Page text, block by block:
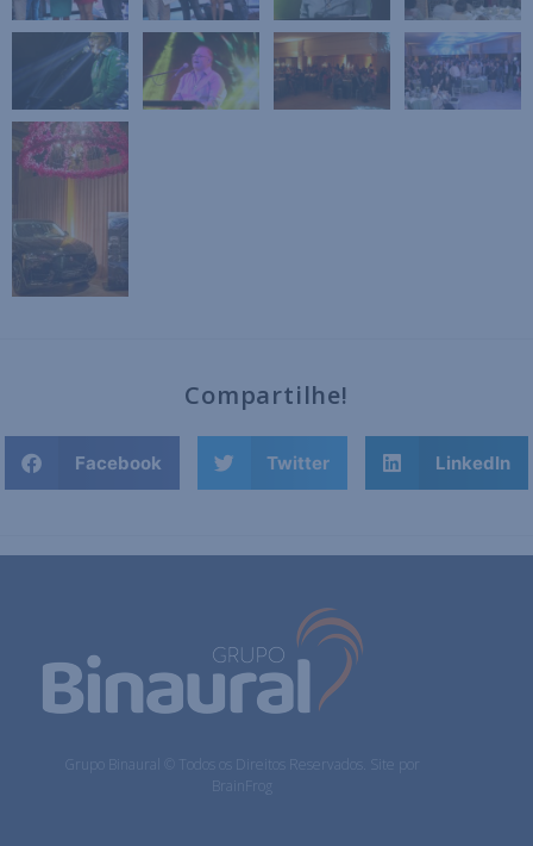
Compartilhe!
Facebook Twitter LinkedIn
Grupo Binaural © Todos os Direitos Reservados. Site por
BrainFrog